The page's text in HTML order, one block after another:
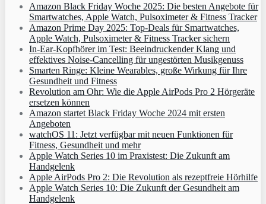
Amazon Black Friday Woche 2025: Die besten Angebote für
Smartwatches, Apple Watch, Pulsoximeter & Fitness Tracker
Amazon Prime Day 2025: Top-Deals für Smartwatches,
Apple Watch, Pulsoximeter & Fitness Tracker sichern
In-Ear-Kopfhörer im Test: Beeindruckender Klang und
effektives Noise-Cancelling für ungestörten Musikgenuss
Smarten Ringe: Kleine Wearables, große Wirkung für Ihre
Gesundheit und Fitness
Revolution am Ohr: Wie die Apple AirPods Pro 2 Hörgeräte
ersetzen können
Amazon startet Black Friday Woche 2024 mit ersten
Angeboten
watchOS 11: Jetzt verfügbar mit neuen Funktionen für
Fitness, Gesundheit und mehr
Apple Watch Series 10 im Praxistest: Die Zukunft am
Handgelenk
Apple AirPods Pro 2: Die Revolution als rezeptfreie Hörhilfe
Apple Watch Series 10: Die Zukunft der Gesundheit am
Handgelenk